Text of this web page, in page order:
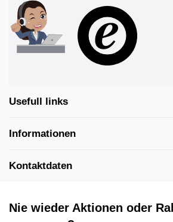
Usefull links
Informationen
Kontaktdaten
Nie wieder Aktionen oder